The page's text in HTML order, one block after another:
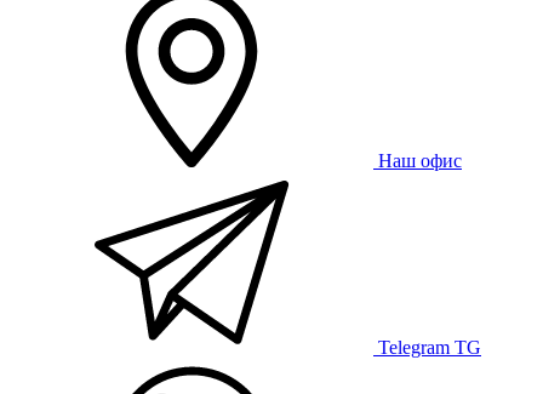
Наш офис
Telegram TG